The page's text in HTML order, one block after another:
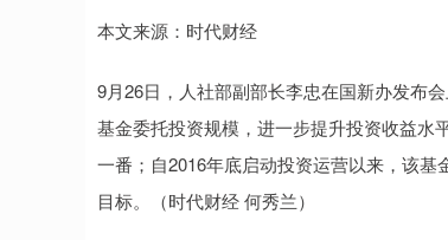
本文来源：时代财经
9月26日，人社部副部长李忠在国新办发布
基金委托投资规模，进一步提升投资收益水
一番；自2016年底启动投资运营以来，该
目标。（时代财经 何秀兰）